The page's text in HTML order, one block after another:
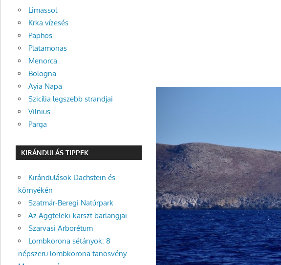
Limassol
Krka vízesés
Paphos
Platamonas
Menorca
Bologna
Ayia Napa
Szicília legszebb strandjai
Vilnius
Parga
KIRÁNDULÁS TIPPEK
Kirándulások Dachstein és
környékén
Szatmár-Beregi Natúrpark
Az Aggteleki-karszt barlangjai
Szarvasi Arborétum
Lombkorona sétányok: 8
népszerű lombkorona tanösvény